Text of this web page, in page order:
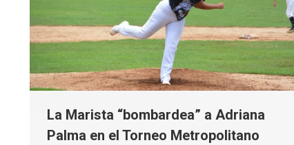
La Marista “bombardea” a Adriana
Palma en el Torneo Metropolitano